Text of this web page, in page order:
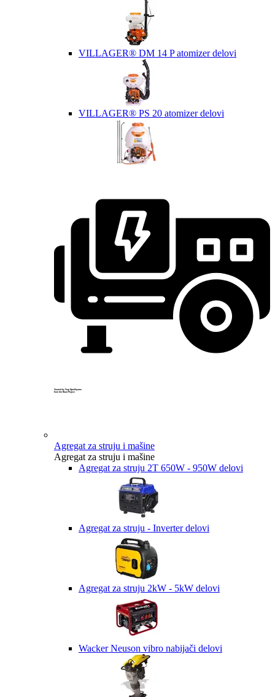
VILLAGER® DM 14 P atomizer delovi
VILLAGER® PS 20 atomizer delovi
Created by Yogi Aprelliyanto
from the Noun Project
Agregat za struju i mašine
Agregat za struju i mašine
Agregat za struju 2T 650W - 950W delovi
Agregat za struju - Inverter delovi
Agregat za struju 2kW - 5kW delovi
Wacker Neuson vibro nabijači delovi